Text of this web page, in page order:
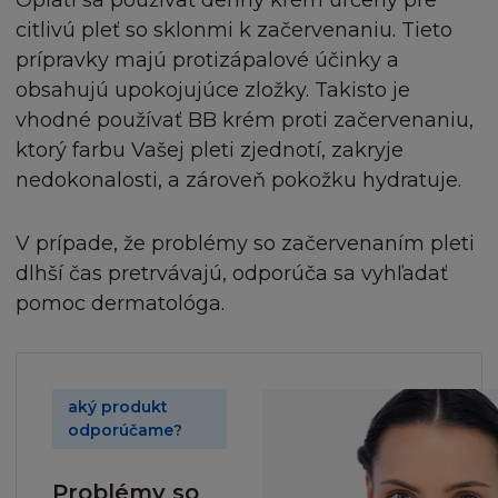
Tehotenstvo a dieťa
citlivú pleť so sklonmi k začervenaniu. Tieto
prípravky majú protizápalové účinky a
obsahujú upokojujúce zložky. Takisto je
vhodné používať BB krém proti začervenaniu,
ktorý farbu Vašej pleti zjednotí, zakryje
nedokonalosti, a zároveň pokožku hydratuje.
V prípade, že problémy so začervenaním pleti
dlhší čas pretrvávajú, odporúča sa vyhľadať
pomoc dermatológa.
aký produkt
odporúčame?
Problémy so
Žádná obchodní značka ani obchodní název firmy
´Oréal nesmí být použity bez předchozího
souhlasu firmy L´Oréal a zároveň berete na
nemáte žádná vlastnická práva k těmto značkám a
obchodním názvům.
´Oréal, pokud zjistíte jakýkoliv nepovolený
nebo využívání Stránky jakkoukoliv stranou nebo
tvrzením, kterým Stránka nebo jakýkoliv obsah
překračuje autorská práva, značku, nebo jiná
Nezískáváte žádná práva nebo oprávnění na nebo
Stránce a/nebo jejímu obsahu jinak než v souladu
těmito Podmínkami a právem na kopírování